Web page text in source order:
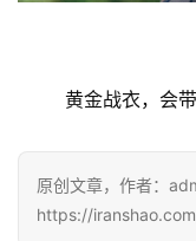
黄金战衣，会
原创文章，作者：
https://